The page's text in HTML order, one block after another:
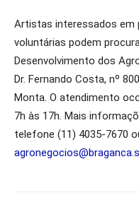
Artistas interessados em
voluntárias podem
Desenvolvimento dos
Dr. Fernando Costa, nº
Monta. O atendimento
7h às 17h. Mais
telefone (11) 4035-7670